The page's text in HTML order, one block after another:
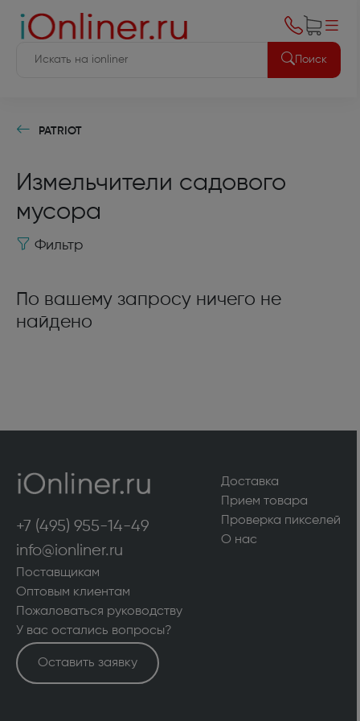
Поиск
PATRIOT
Измельчители садового
мусора
Фильтр
По вашему запросу ничего не
найдено
+7 (495) 955-14-49
info@ionliner.ru
Доставка
Прием товара
Проверка пикселей
О нас
Поставщикам
Оптовым клиентам
Пожаловаться руководству
У вас остались вопросы?
Оставить заявку